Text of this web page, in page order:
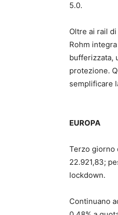
5.0.
Oltre ai rail
Rohm
bufferizzata,
protezione.
semplificare
EUROPA
Terzo giorno
22.921,83;
lockdown.
Continuano